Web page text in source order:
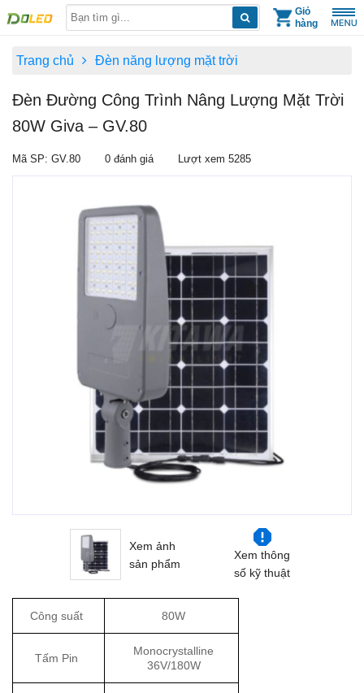
Giỏ
hàng
Trang chủ Đèn năng lượng mặt trời
Đèn Đường Công Trình Nâng Lượng Mặt Trời
80W Giva – GV.80
Mã SP: GV.80 0 đánh giá Lượt xem 5285
Xem ảnh
sản phẩm
Xem thông
số kỹ thuật
Công suất 80W
Tấm Pin
Monocrystalline
36V/180W